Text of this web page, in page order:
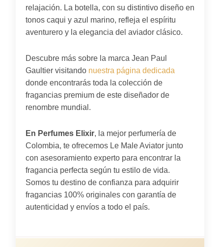
relajación. La botella, con su distintivo diseño en
tonos caqui y azul marino, refleja el espíritu
aventurero y la elegancia del aviador clásico.
Descubre más sobre la marca Jean Paul
Gaultier visitando nuestra página dedicada
donde encontrarás toda la colección de
fragancias premium de este diseñador de
renombre mundial.
En Perfumes Elixir, la mejor perfumería de
Colombia, te ofrecemos Le Male Aviator junto
con asesoramiento experto para encontrar la
fragancia perfecta según tu estilo de vida.
Somos tu destino de confianza para adquirir
fragancias 100% originales con garantía de
autenticidad y envíos a todo el país.